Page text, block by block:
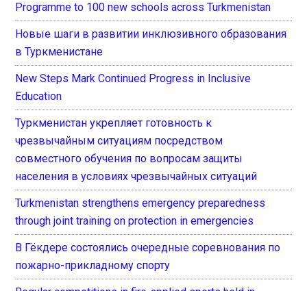
Programme to 100 new schools across Turkmenistan
Новые шаги в развитии инклюзивного образования
в Туркменистане
New Steps Mark Continued Progress in Inclusive
Education
Туркменистан укрепляет готовность к
чрезвычайным ситуациям посредством
совместного обучения по вопросам защиты
населения в условиях чрезвычайных ситуаций
Turkmenistan strengthens emergency preparedness
through joint training on protection in emergencies
В Гёкдере состоялись очередные соревнования по
пожарно-прикладному спорту